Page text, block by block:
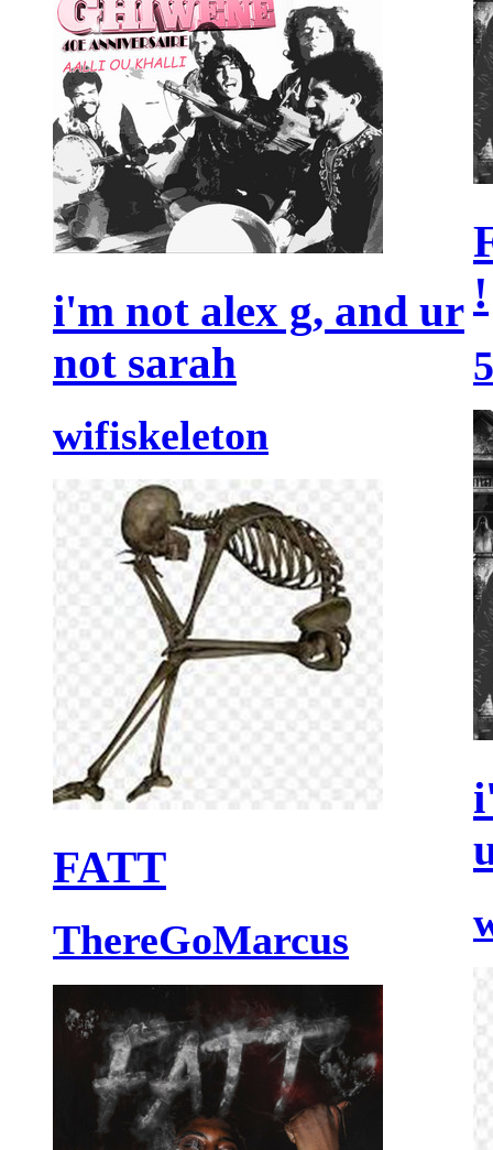
i'm not alex g, and ur
not sarah
wifiskeleton
FATT
ThereGoMarcus
!